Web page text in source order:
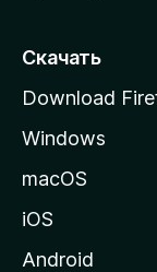
т
а
н
у
M
Скачать
Download
Windows
macOS
iOS
Android